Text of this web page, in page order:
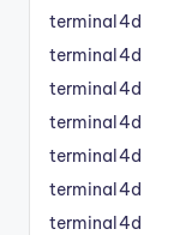
terminal4d
terminal4d
terminal4d
terminal4d
terminal4d
terminal4d
terminal4d